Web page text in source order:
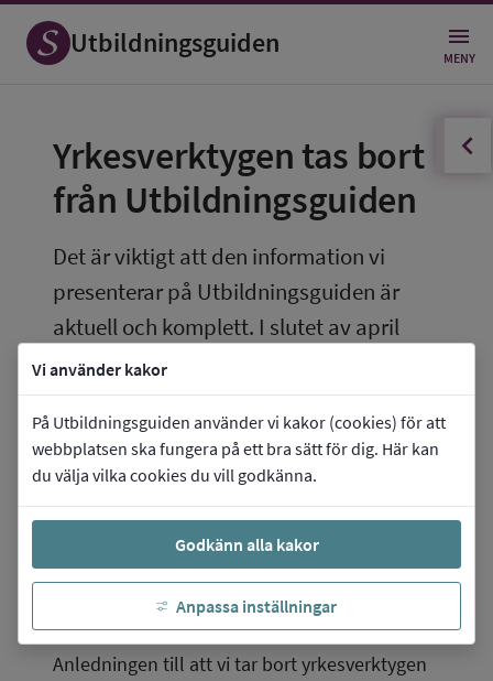
Vi använder kakor
På Utbildningsguiden använder vi kakor (cookies) för att
webbplatsen ska fungera på ett bra sätt för dig. Här kan
du välja vilka cookies du vill godkänna.
Godkänn alla kakor
Anpassa inställningar
Utbildningsguiden MENY
Öppna
Yrkesverktygen tas bort
från Utbildningsguiden
Det är viktigt att den information vi
presenterar på Utbildningsguiden är
aktuell och komplett. I slutet av april
2026 avpublicerar vi därför den del av
Utbildningsguiden som heter Yrken och
framtid.
Därmed tar vi även bort de yrkesverktyg som
finns där, det vill säga
Hitta yrken A-Ö
Hitta yrken som kan passa dig
Yrkesinspiration.
Anledningen till att vi tar bort yrkesverktygen